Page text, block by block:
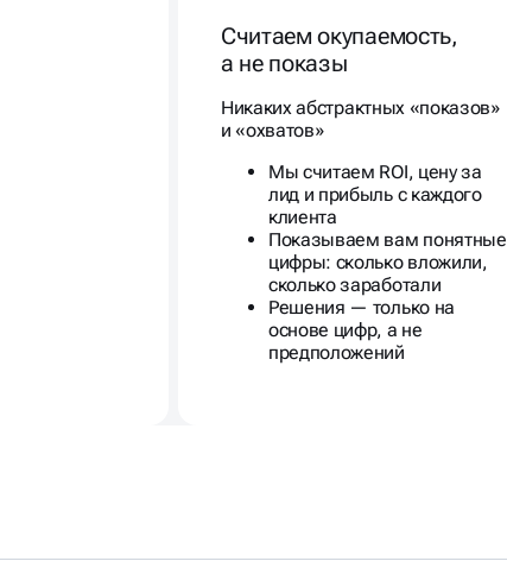
Считаем окупаемость,
а не показы
Никаких абстрактных «показов»
и «охватов»
Мы считаем ROI, цену за
лид и прибыль с каждого
клиента
Показываем вам понятные
цифры: сколько вложили,
сколько заработали
Решения — только на
основе цифр, а не
предположений